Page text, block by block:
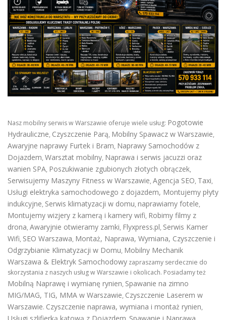
Nasz mobilny serwis w Warszawie oferuje wiele usług: Pogotowie
Hydrauliczne, Czyszczenie Parą, Mobilny Spawacz w Warszawie,
Awaryjne naprawy Furtek i Bram, Naprawy Samochodów z
Dojazdem, Warsztat mobilny, Naprawa i serwis jacuzzi oraz
wanien SPA, Poszukiwanie zgubionych złotych obrączek,
Serwisujemy Maszyny Fitness w Warszawie, Agencja SEO, Taxi,
Usługi elektryka samochodowego z dojazdem, Montujemy płyty
indukcyjne, Serwis klimatyzacji w domu, naprawiamy fotele,
Montujemy wizjery z kamerą i kamery wifi, Robimy filmy z
drona, Awaryjnie otwieramy zamki, Flyxpress.pl, Serwis Kamer
Wifi, SEO Warszawa, Montaż, Naprawa, Wymiana, Czyszczenie i
Odgrzybianie Klimatyzacji w Domu, Mobilny Mechanik
Warszawa & Elektryk Samochodowy zapraszamy serdecznie do
skorzystania z naszych usług w Warszawie i okolicach. Posiadamy też
Mobilną Naprawę i wymianę rynien, Spawanie na zimno
MIG/MAG, TIG, MMA w Warszawie, Czyszczenie Laserem w
Warszawie. Czyszczenie naprawa, wymiana i montaż rynien,
Usługi szlifierką kątową z Dojazdem Spawanie i Naprawa